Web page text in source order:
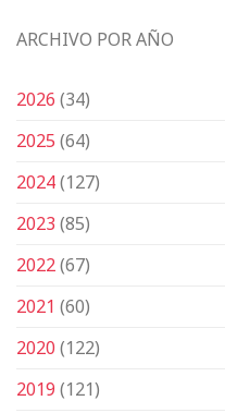
ARCHIVO POR AÑO
2026(34)
2025(64)
2024(127)
2023(85)
2022(67)
2021 (60)
2020(122)
2019(121)